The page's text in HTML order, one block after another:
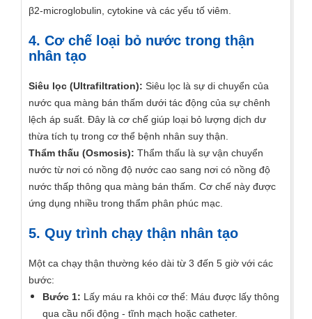
β2-microglobulin, cytokine và các yếu tố viêm.
4. Cơ chế loại bỏ nước trong thận
nhân tạo
Siêu lọc (Ultrafiltration): Siêu lọc là sự di chuyển của
nước qua màng bán thấm dưới tác động của sự chênh
lệch áp suất. Đây là cơ chế giúp loại bỏ lượng dịch dư
thừa tích tụ trong cơ thể bệnh nhân suy thận.
Thẩm thấu (Osmosis): Thẩm thấu là sự vận chuyển
nước từ nơi có nồng độ nước cao sang nơi có nồng độ
nước thấp thông qua màng bán thấm. Cơ chế này được
ứng dụng nhiều trong thẩm phân phúc mạc.
5. Quy trình chạy thận nhân tạo
Một ca chạy thận thường kéo dài từ 3 đến 5 giờ với các
bước:
Bước 1: Lấy máu ra khỏi cơ thể: Máu được lấy thông
qua cầu nối động - tĩnh mạch hoặc catheter.